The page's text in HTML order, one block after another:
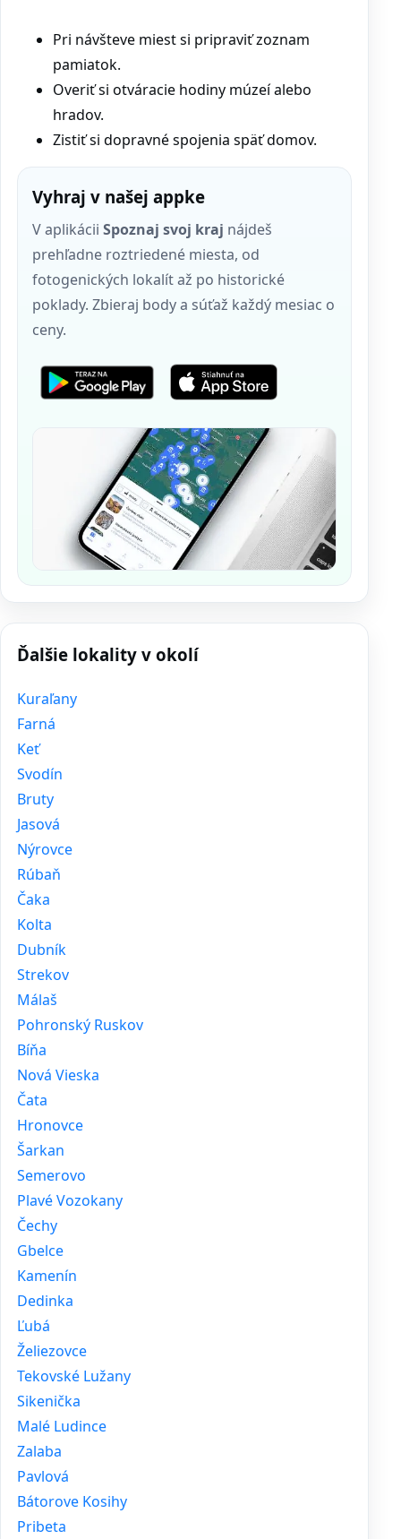
Pri návšteve miest si pripraviť zoznam
pamiatok.
Overiť si otváracie hodiny múzeí alebo
hradov.
Zistiť si dopravné spojenia späť domov.
Vyhraj v našej appke
V aplikácii Spoznaj svoj kraj nájdeš
prehľadne roztriedené miesta, od
fotogenických lokalít až po historické
poklady. Zbieraj body a súťaž každý mesiac o
ceny.
Ďalšie lokality v okolí
Kuraľany
Farná
Keť
Svodín
Bruty
Jasová
Nýrovce
Rúbaň
Čaka
Kolta
Dubník
Strekov
Málaš
Pohronský Ruskov
Bíňa
Nová Vieska
Čata
Hronovce
Šarkan
Semerovo
Plavé Vozokany
Čechy
Gbelce
Kamenín
Dedinka
Ľubá
Želiezovce
Tekovské Lužany
Sikenička
Malé Ludince
Zalaba
Pavlová
Bátorove Kosihy
Pribeta